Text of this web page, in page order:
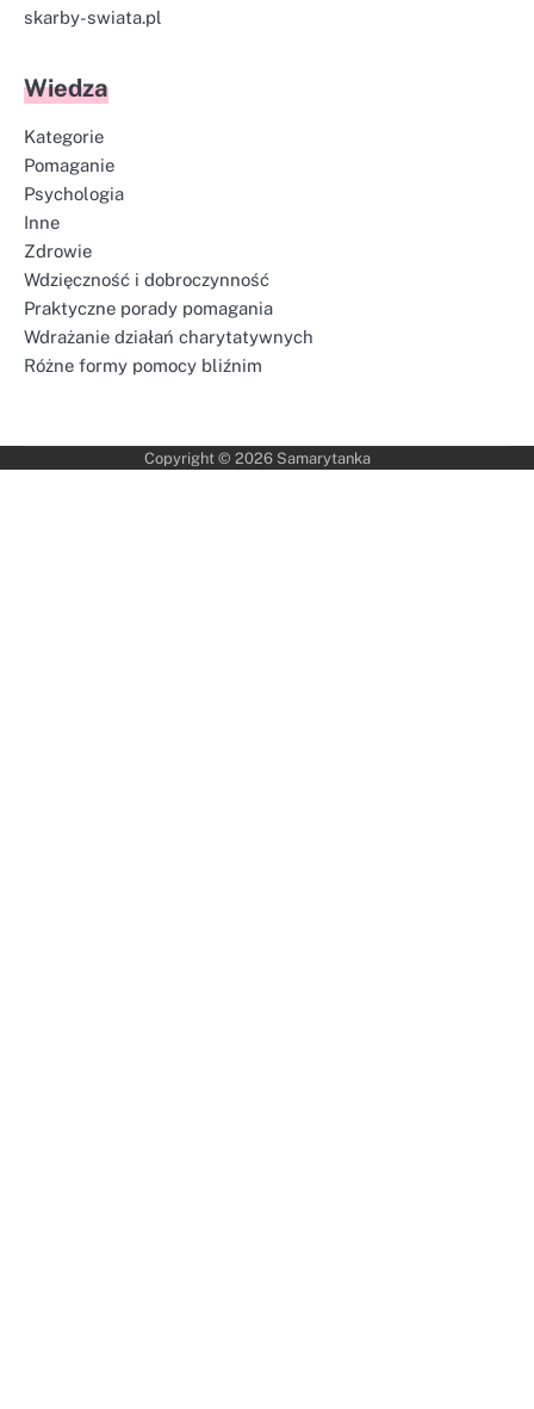
skarby-swiata.pl
Wiedza
Kategorie
Pomaganie
Psychologia
Inne
Zdrowie
Wdzięczność i dobroczynność
Praktyczne porady pomagania
Wdrażanie działań charytatywnych
Różne formy pomocy bliźnim
Copyright © 2026 Samarytanka